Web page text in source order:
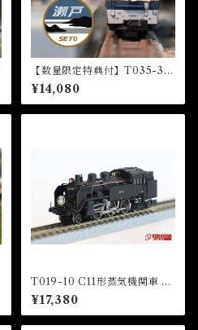
【数量限定特典付】T035-3 E
F65形電気機関車1000番代
『瀬戸』HM付 (EF65 1000
Electric Locomotive “Set
¥14,080
T019-10 C11形蒸気機関車 12
3号機 東武鉄道SL「大樹」 タ
イプ (TOBU Railway C11 St
eam Locomotive Number 1
¥17,380